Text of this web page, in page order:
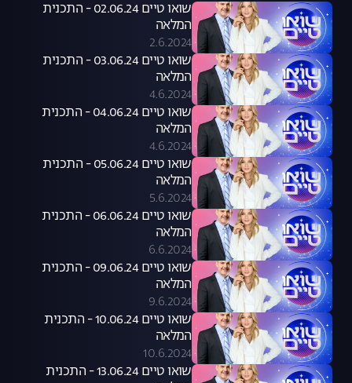
שואו טיים 02.06.24 - התכנית
המלאה
2.6.2024
שואו טיים 03.06.24 - התכנית
המלאה
4.6.2024
שואו טיים 04.06.24 - התכנית
המלאה
4.6.2024
שואו טיים 05.06.24 - התכנית
המלאה
5.6.2024
שואו טיים 06.06.24 - התכנית
המלאה
6.6.2024
שואו טיים 09.06.24 - התכנית
המלאה
9.6.2024
שואו טיים 10.06.24 - התכנית
המלאה
10.6.2024
שואו טיים 13.06.24 - התכנית